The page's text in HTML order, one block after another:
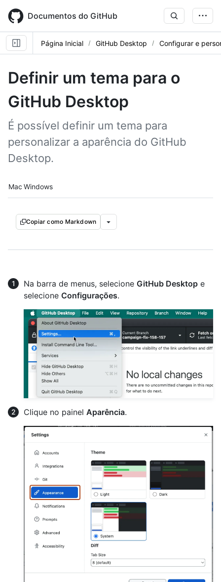
main
content
Documentos do GitHub
Página Inicial GitHub Desktop Configurar e
Definir um tema para o
GitHub Desktop
É possível definir um tema para
personalizar a aparência do GitHub
Desktop.
Platform navigation
Mac Windows
Copiar como Markdown
Na barra de menus, selecione GitHub Desktop e
selecione Configurações.
Clique no painel Aparência.